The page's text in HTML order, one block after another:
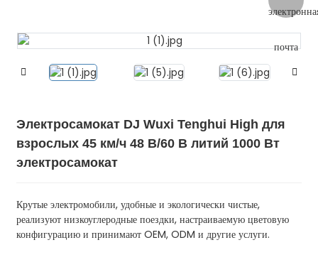
Электросамокат DJ Wuxi Tenghui High для
взрослых 45 км/ч 48 В/60 В литий 1000 Вт
электросамокат
Крутые электромобили, удобные и экологически чистые,
реализуют низкоуглеродные поездки, настраиваемую цветовую
конфигурацию и принимают OEM, ODM и другие услуги.